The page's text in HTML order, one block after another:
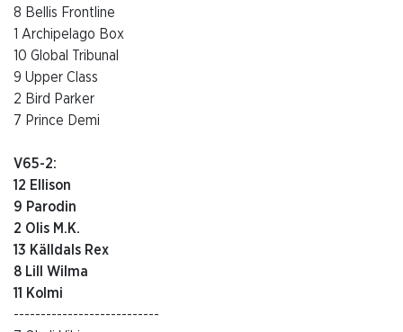
8 Bellis Frontline
1 Archipelago Box
10 Global Tribunal
9 Upper Class
2 Bird Parker
7 Prince Demi
V65-2:
12 Ellison
9 Parodin
2 Olis M.K.
13 Källdals Rex
8 Lill Wilma
11 Kolmi
---------------------------